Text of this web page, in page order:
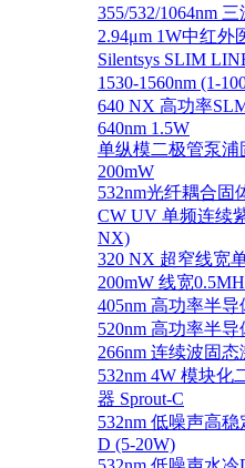
355/532/1064nm
2.94μm 1W中红外
Silentsys SLIM
1530-1560nm (1-
640 NX 高功率
640nm 1.5W
单纵模二极管泵浦
200mW
532nm光纤耦合固
CW UV 单频连续
NX)
320 NX 超窄线宽
200mW 线宽
405nm 高功率半
520nm 高功率半
266nm 连续波固
532nm 4W 模块化
器 Sprout-C
532nm 低噪声高
D (5-20W)